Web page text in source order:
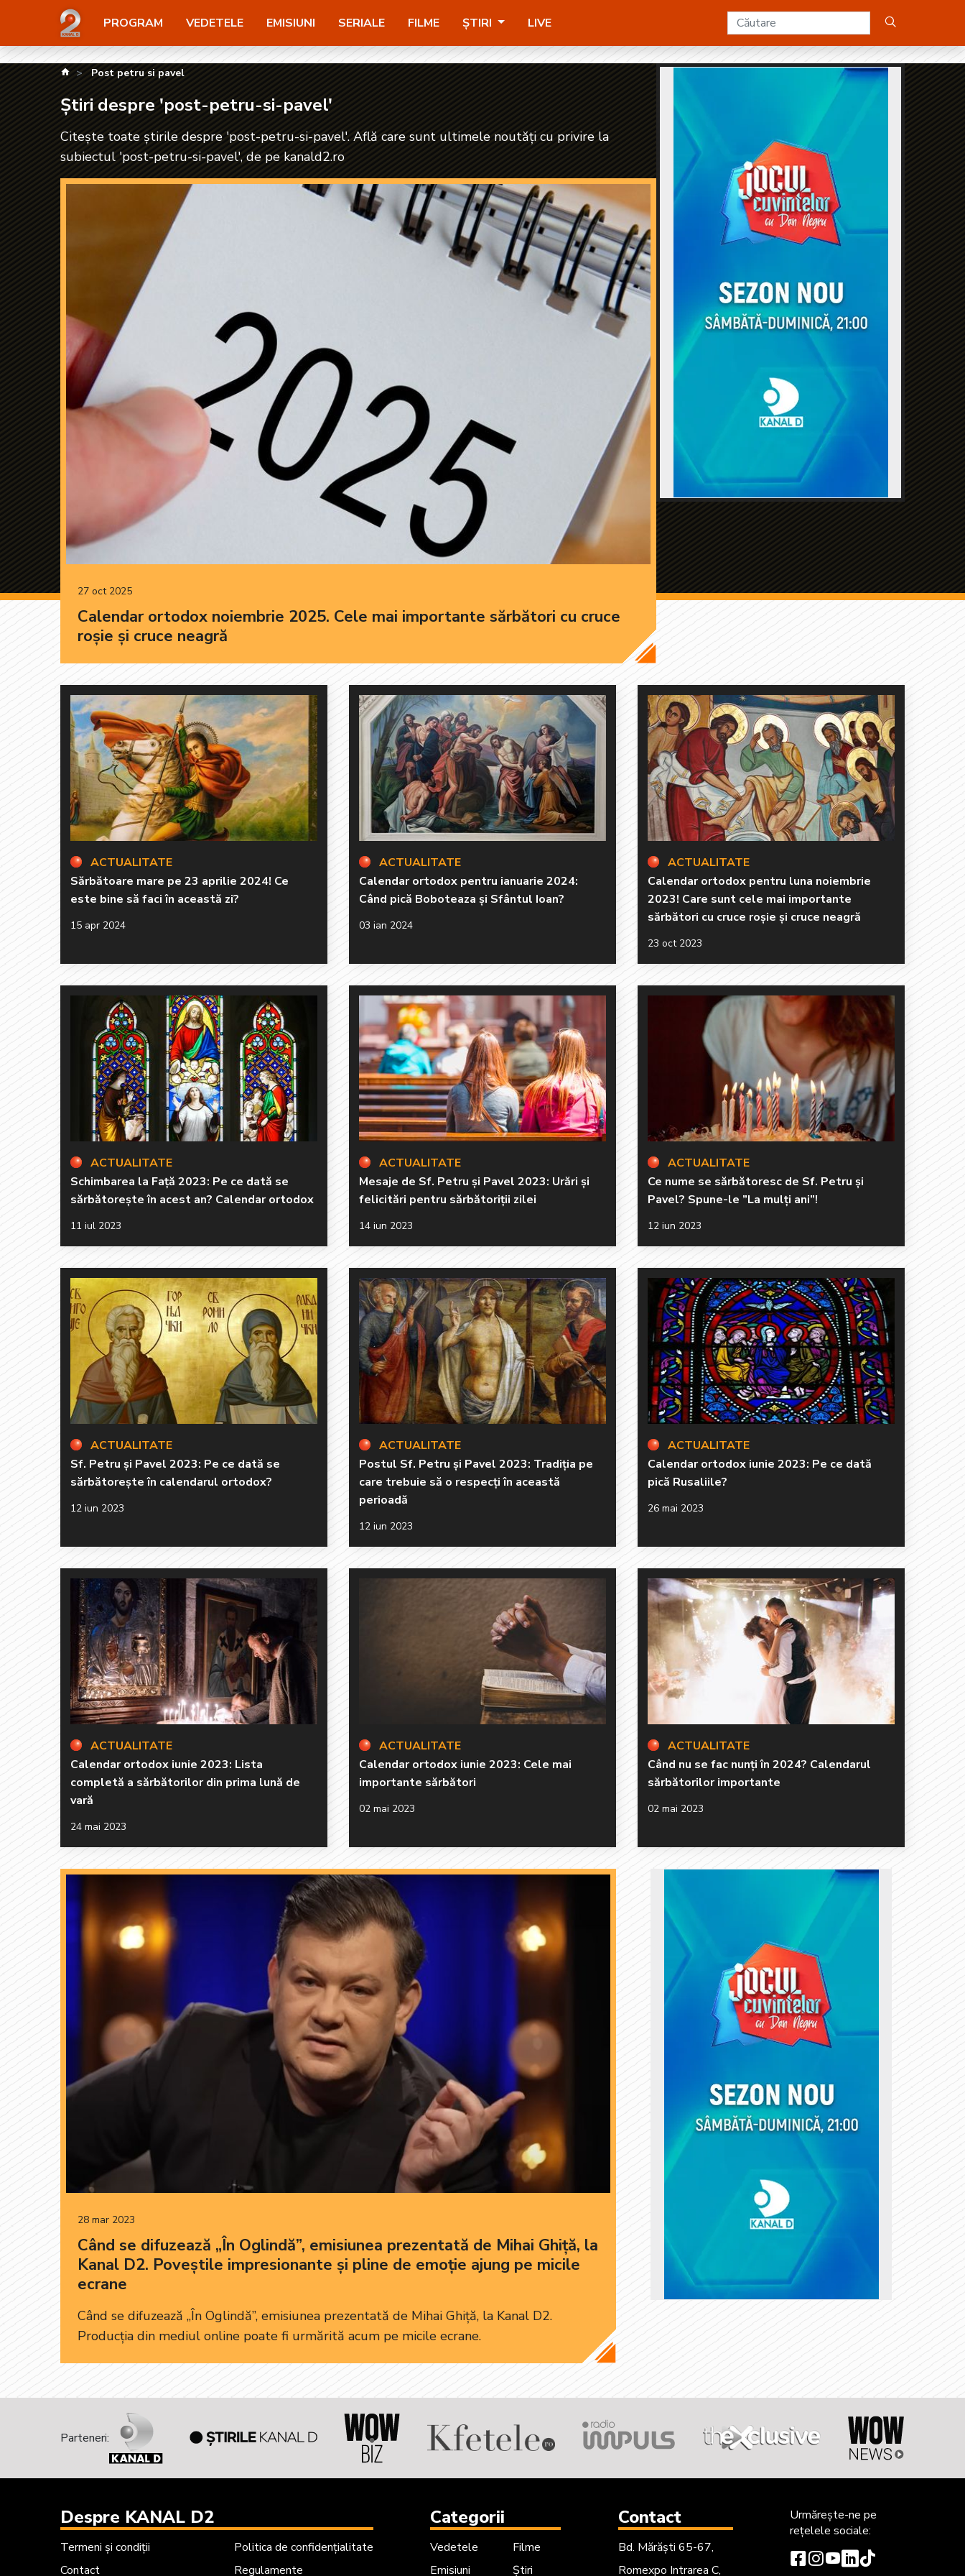
Știri despre 'post-petru-si-pavel'| kanald2.ro
PROGRAM VEDETELE EMISIUNI SERIALE FILME ȘTIRI LIVE
kanald.ro
Post petru si pavel
Știri despre 'post-petru-si-pavel'
Citește toate știrile despre 'post-petru-si-pavel'. Află care sunt ultimele noutăți cu privire la
subiectul 'post-petru-si-pavel', de pe kanald2.ro
27 oct 2025
Calendar ortodox noiembrie 2025. Cele mai importante sărbători cu cruce
roșie și cruce neagră
ACTUALITATE
Sărbătoare mare pe 23 aprilie 2024! Ce
este bine să faci în această zi?
15 apr 2024
ACTUALITATE
Calendar ortodox pentru ianuarie 2024:
Când pică Boboteaza și Sfântul Ioan?
03 ian 2024
ACTUALITATE
Calendar ortodox pentru luna noiembrie
2023! Care sunt cele mai importante
sărbători cu cruce roșie și cruce neagră
23 oct 2023
ACTUALITATE
Schimbarea la Față 2023: Pe ce dată se
sărbătorește în acest an? Calendar ortodox
11 iul 2023
ACTUALITATE
Mesaje de Sf. Petru și Pavel 2023: Urări și
felicitări pentru sărbătoriții zilei
14 iun 2023
ACTUALITATE
Ce nume se sărbătoresc de Sf. Petru și
Pavel? Spune-le ”La mulți ani”!
12 iun 2023
ACTUALITATE
Sf. Petru și Pavel 2023: Pe ce dată se
sărbătorește în calendarul ortodox?
12 iun 2023
ACTUALITATE
Postul Sf. Petru și Pavel 2023: Tradiția pe
care trebuie să o respecți în această
perioadă
12 iun 2023
ACTUALITATE
Calendar ortodox iunie 2023: Pe ce dată
pică Rusaliile?
26 mai 2023
ACTUALITATE
Calendar ortodox iunie 2023: Lista
completă a sărbătorilor din prima lună de
vară
24 mai 2023
ACTUALITATE
Calendar ortodox iunie 2023: Cele mai
importante sărbători
02 mai 2023
ACTUALITATE
Când nu se fac nunți în 2024? Calendarul
sărbătorilor importante
02 mai 2023
28 mar 2023
Când se difuzează „În Oglindă”, emisiunea prezentată de Mihai Ghiță, la
Kanal D2. Poveștile impresionante și pline de emoție ajung pe micile
ecrane
Când se difuzează „În Oglindă”, emisiunea prezentată de Mihai Ghiță, la Kanal D2.
Producția din mediul online poate fi urmărită acum pe micile ecrane.
Parteneri:
Despre KANAL D2
Termeni și condiții
Contact
Politica de confidențialitate
Regulamente
Categorii
Vedetele
Emisiuni
Filme
Știri
Contact
Bd. Mărăști 65-67,
Romexpo Intrarea C,
Urmărește-ne pe
rețelele sociale: